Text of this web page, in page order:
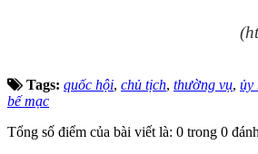
Tags: quốc hội, chủ tịch, thường vụ, ủy
bế mạc
Tổng số điểm của bài viết là: 0 trong 0